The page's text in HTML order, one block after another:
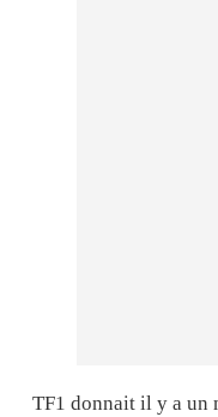
TF1 donnait il y a un